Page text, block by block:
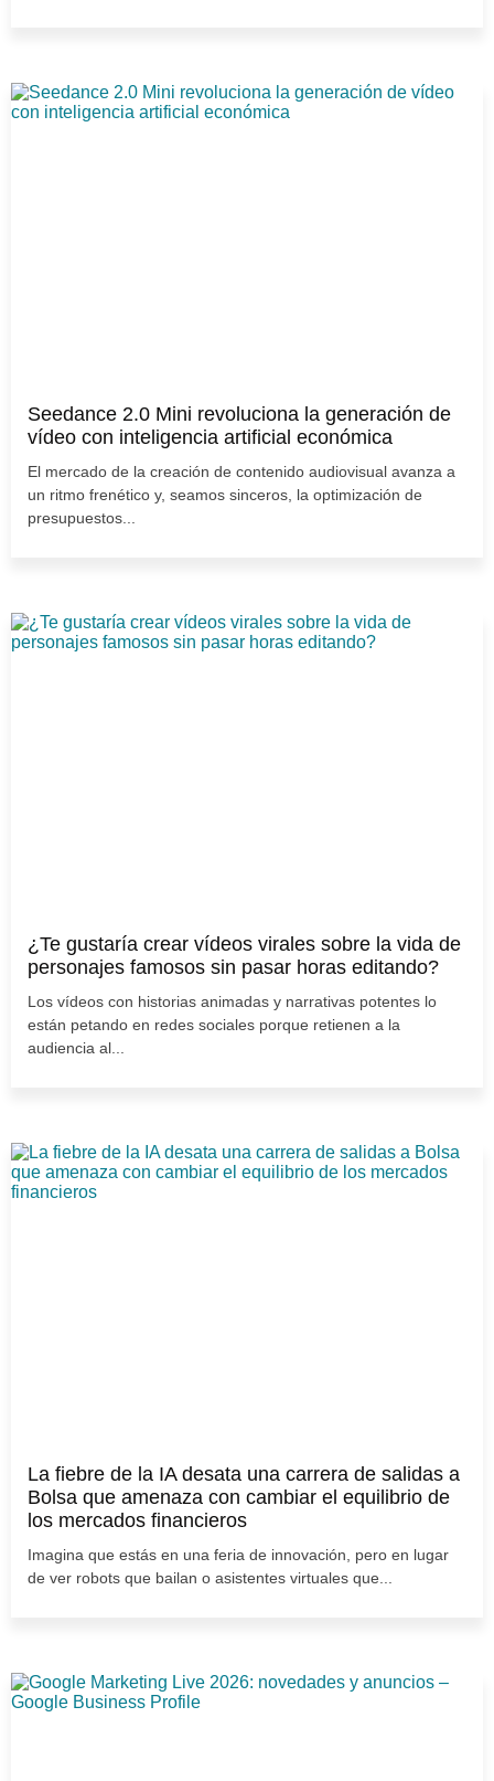
Seedance 2.0 Mini revoluciona la generación de
vídeo con inteligencia artificial económica
El mercado de la creación de contenido audiovisual avanza a
un ritmo frenético y, seamos sinceros, la optimización de
presupuestos...
¿Te gustaría crear vídeos virales sobre la vida de
personajes famosos sin pasar horas editando?
Los vídeos con historias animadas y narrativas potentes lo
están petando en redes sociales porque retienen a la
audiencia al...
La fiebre de la IA desata una carrera de salidas a
Bolsa que amenaza con cambiar el equilibrio de
los mercados financieros
Imagina que estás en una feria de innovación, pero en lugar
de ver robots que bailan o asistentes virtuales que...